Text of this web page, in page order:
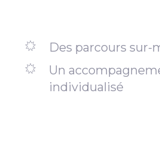
Des parcours sur-
Un
individualisé